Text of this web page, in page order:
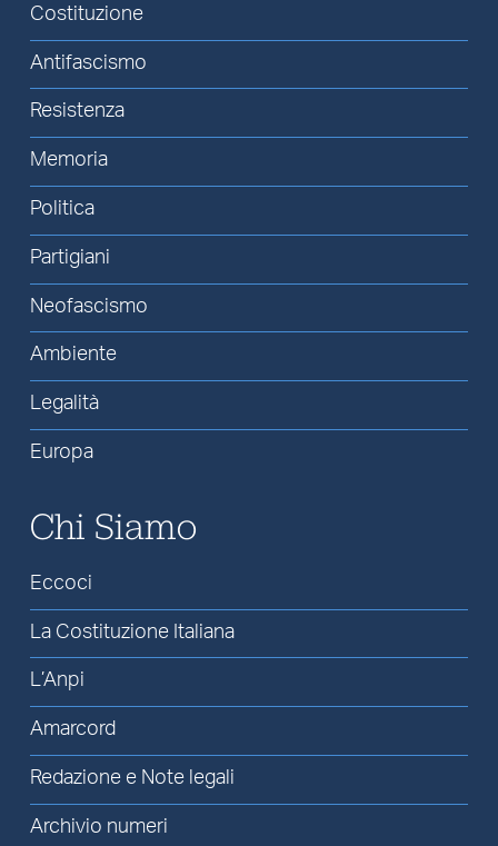
Costituzione
Antifascismo
Resistenza
Memoria
Politica
Partigiani
Neofascismo
Ambiente
Legalità
Europa
Chi Siamo
Eccoci
La Costituzione Italiana
L’Anpi
Amarcord
Redazione e Note legali
Archivio numeri